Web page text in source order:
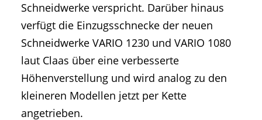
Schneidwerke verspricht. Darüber hinaus
verfügt die Einzugsschnecke der neuen
Schneidwerke VARIO 1230 und VARIO 1080
laut Claas über eine verbesserte
Höhenverstellung und wird analog zu den
kleineren Modellen jetzt per Kette
angetrieben.